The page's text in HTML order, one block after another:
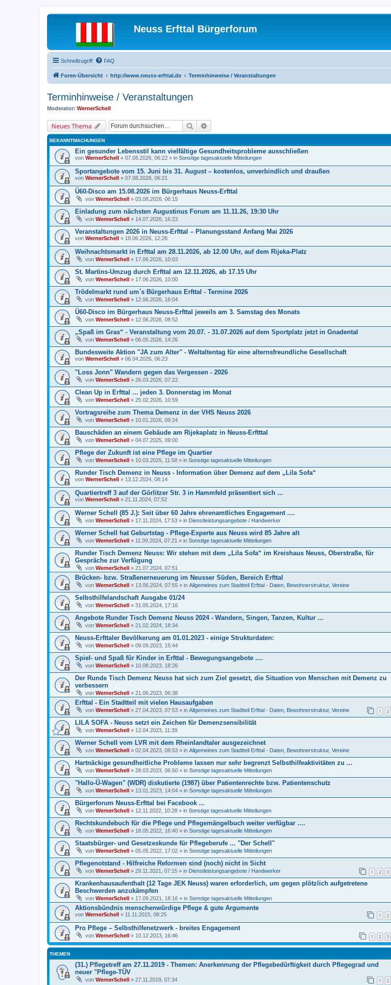
Neuss Erfttal Bürgerforum
Schnellzugriff FAQ
Foren-Übersicht http://www.neuss-erfttal.de Terminhinweise / Veranstaltungen
Terminhinweise / Veranstaltungen
Moderator: WernerSchell
Neues Thema Suche
BEKANNTMACHUNGEN
Ein gesunder Lebensstil kann vielfältige Gesundheitsprobleme ausschließen
von WernerSchell » 07.08.2026, 06:22 » in Sonstige tagesaktuelle Mitteilungen
Sportangebote vom 15. Juni bis 31. August – kostenlos, unverbindlich und draußen
von WernerSchell » 07.08.2026, 06:21
Ü60-Disco am 15.08.2026 im Bürgerhaus Neuss-Erfttal
von WernerSchell » 03.08.2026, 06:15
Einladung zum nächsten Augustinus Forum am 11.11.26, 19:30 Uhr
von WernerSchell » 14.07.2026, 16:23
Veranstaltungen 2026 in Neuss-Erfttal – Planungsstand Anfang Mai 2026
von WernerSchell » 18.06.2026, 12:26
Weihnachtsmarkt in Erfttal am 28.11.2026, ab 12.00 Uhr, auf dem Rijeka-Platz
von WernerSchell » 17.06.2026, 10:03
St. Martins-Umzug durch Erfttal am 12.11.2026, ab 17.15 Uhr
von WernerSchell » 17.06.2026, 10:00
Trödelmarkt rund um´s Bürgerhaus Erfttal - Termine 2026
von WernerSchell » 12.06.2026, 16:04
Ü60-Disco im Bürgerhaus Neuss-Erfttal jeweils am 3. Samstag des Monats
von WernerSchell » 12.06.2026, 08:52
„Spaß im Gras“ - Veranstaltung vom 20.07. - 31.07.2026 auf dem Sportplatz jetzt in Gnadental
von WernerSchell » 06.05.2026, 14:26
Bundesweite Aktion "JA zum Alter" - Weltaltentag für eine alternsfreundliche Gesellschaft
von WernerSchell » 06.04.2026, 06:23
"Loss Jonn" Wandern gegen das Vergessen - 2026
von WernerSchell » 26.03.2026, 07:22
Clean Up in Erfttal ... jeden 3. Donnerstag im Monat
von WernerSchell » 25.02.2026, 10:59
Vortragsreihe zum Thema Demenz in der VHS Neuss 2026
von WernerSchell » 10.01.2026, 09:24
Bauschäden an einem Gebäude am Rijekaplatz in Neuss-Erftttal
von WernerSchell » 04.07.2025, 09:00
Pflege der Zukunft ist eine Pflege im Quartier
von WernerSchell » 10.03.2025, 11:58 » in Sonstige tagesaktuelle Mitteilungen
Runder Tisch Demenz in Neuss - Information über Demenz auf dem „Lila Sofa“
von WernerSchell » 13.12.2024, 08:14
Quartiertreff 3 auf der Görlitzer Str. 3 in Hammfeld präsentiert sich ...
von WernerSchell » 21.11.2024, 07:52
Werner Schell (85 J.): Seit über 60 Jahre ehrenamtliches Engagement ....
von WernerSchell » 17.11.2024, 17:53 » in Dienstleistungsangebote / Handwerker
Werner Schell hat Geburtstag - Pflege-Experte aus Neuss wird 85 Jahre alt
von WernerSchell » 11.09.2024, 07:21 » in Sonstige tagesaktuelle Mitteilungen
Runder Tisch Demenz Neuss: Wir stehen mit dem „Lila Sofa“ im Kreishaus Neuss, Oberstraße, für
Gespräche zur Verfügung
von WernerSchell » 21.07.2024, 07:51
Brücken- bzw. Straßenerneuerung im Neusser Süden, Bereich Erfttal
von WernerSchell » 13.06.2024, 07:55 » in Allgemeines zum Stadtteil Erfttal - Daten, Bewohnerstruktur, Vereine
Selbsthilfelandschaft Ausgabe 01/24
von WernerSchell » 31.05.2024, 17:16
Angebote Runder Tisch Demenz Neuss 2024 - Wandern, Singen, Tanzen, Kultur ...
von WernerSchell » 21.02.2024, 18:34
Neuss-Erfttaler Bevölkerung am 01.01.2023 - einige Strukturdaten:
von WernerSchell » 09.09.2023, 15:44
Spiel- und Spaß für Kinder in Erfttal - Bewegungsangebote ....
von WernerSchell » 10.08.2023, 18:26
Der Runde Tisch Demenz Neuss hat sich zum Ziel gesetzt, die Situation von Menschen mit Demenz zu
verbessern
von WernerSchell » 21.06.2023, 06:38
Erfttal - Ein Stadtteil mit vielen Hausaufgaben
von WernerSchell » 27.04.2023, 07:53 » in Allgemeines zum Stadtteil Erfttal - Daten, Bewohnerstruktur, Vereine 1 2
LILA SOFA - Neuss setzt ein Zeichen für Demenzsensibilität
von WernerSchell » 12.04.2023, 11:39
Werner Schell vom LVR mit dem Rheinlandtaler ausgezeichnet
von WernerSchell » 02.04.2023, 08:53 » in Allgemeines zum Stadtteil Erfttal - Daten, Bewohnerstruktur, Vereine
Hartnäckige gesundheitliche Probleme lassen nur sehr begrenzt Selbsthilfeaktivitäten zu ...
von WernerSchell » 28.03.2023, 06:50 » in Sonstige tagesaktuelle Mitteilungen
"Hallo-Ü-Wagen" (WDR) diskutierte (1987) über Patientenrechte bzw. Patientenschutz
von WernerSchell » 13.01.2023, 14:04 » in Sonstige tagesaktuelle Mitteilungen
Bürgerforum Neuss-Erfttal bei Facebook ...
von WernerSchell » 12.11.2022, 10:28 » in Sonstige tagesaktuelle Mitteilungen
Rechtskundebuch für die Pflege und Pflegemängelbuch weiter verfügbar ....
von WernerSchell » 18.05.2022, 16:40 » in Sonstige tagesaktuelle Mitteilungen
Staatsbürger- und Gesetzeskunde für Pflegeberufe ... "Der Schell"
von WernerSchell » 05.05.2022, 17:02 » in Sonstige tagesaktuelle Mitteilungen
Pflegenotstand - Hilfreiche Reformen sind (noch) nicht in Sicht
von WernerSchell » 29.11.2021, 07:15 » in Dienstleistungsangebote / Handwerker 1 2 3
Krankenhausaufenthalt (12 Tage JEK Neuss) waren erforderlich, um gegen plötzlich aufgetretene
Beschwerden anzukämpfen
von WernerSchell » 17.09.2021, 18:16 » in Sonstige tagesaktuelle Mitteilungen
Aktionsbündnis menschenwürdige Pflege & gute Argumente
von WernerSchell » 11.11.2015, 08:25 1 2
Pro Pflege – Selbsthilfenetzwerk - breites Engagement
von WernerSchell » 10.12.2013, 16:46 1 2 3
THEMEN
(31.) Pflegetreff am 27.11.2019 - Themen: Anerkennung der Pflegebedürftigkeit durch Pflegegrad und
neuer "Pflege-TÜV
von WernerSchell » 27.11.2019, 07:34 1 2